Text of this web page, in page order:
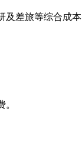
及差旅等综合成本